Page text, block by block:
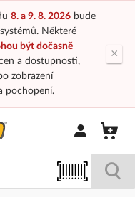
8. a 9. 8. 2026bude
Některé
být dočasně
a dostupnosti,
zobrazení
pochopení.
×
Přihlásit/